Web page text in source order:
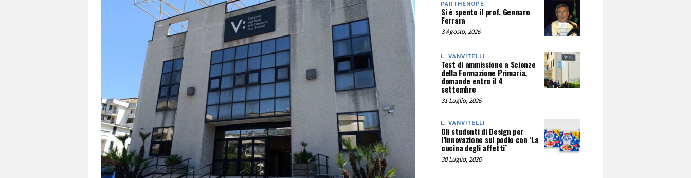
PARTHENOPE
Si è spento il prof. Gennaro
Ferrara
3 Agosto, 2026
L. VANVITELLI
Test di ammissione a Scienze
della Formazione Primaria,
domande entro il 4
settembre
31 Luglio, 2026
L. VANVITELLI
Gli studenti di Design per
l’Innovazione sul podio con ‘La
cucina degli affetti’
30 Luglio, 2026